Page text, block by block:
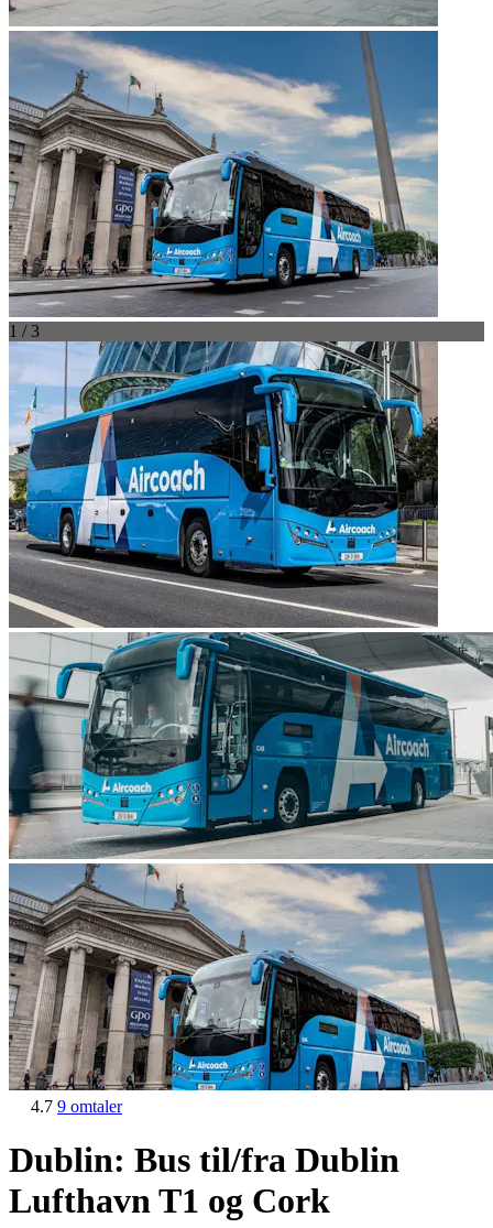
1 / 3
4.7 9 omtaler
Dublin: Bus til/fra Dublin
Lufthavn T1 og Cork